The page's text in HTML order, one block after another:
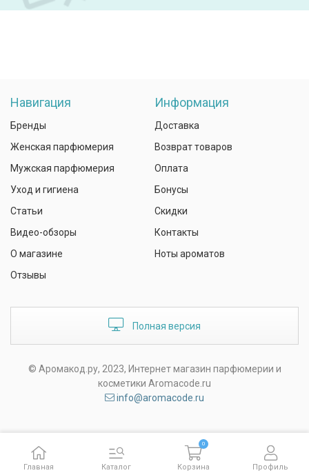
Навигация
Бренды
Женская парфюмерия
Мужская парфюмерия
Уход и гигиена
Статьи
Видео-обзоры
О магазине
Отзывы
Информация
Доставка
Возврат товаров
Оплата
Бонусы
Скидки
Контакты
Ноты ароматов
Полная версия
© Аромакод.ру, 2023, Интернет магазин парфюмерии и
косметики Aromacode.ru
info@aromacode.ru
Главная Каталог Корзина
0
Профиль